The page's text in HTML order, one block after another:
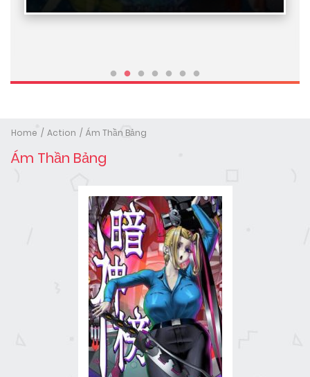
Home Action Ám Thần Bảng
Ám Thần Bảng